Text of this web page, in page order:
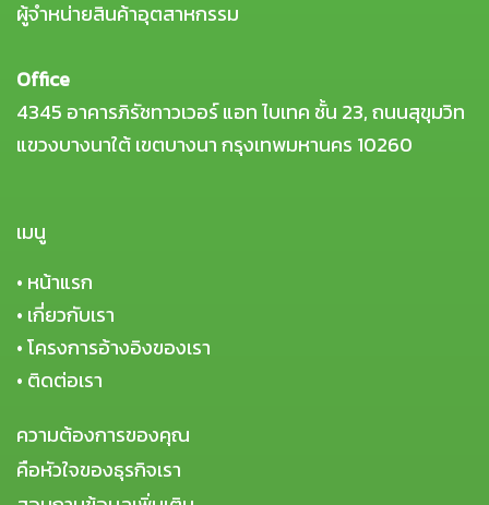
ผู้จำหน่ายสินค้าอุตสาหกรรม
Office
4345 อาคารภิรัชทาวเวอร์ แอท ไบเทค ชั้น 23, ถนนสุขุมวิท
แขวงบางนาใต้ เขตบางนา กรุงเทพมหานคร 10260
เมนู
• หน้าแรก
• เกี่ยวกับเรา
•โครงการอ้างอิงของเรา
• ติดต่อเรา
ความต้องการของคุณ
คือหัวใจของธุรกิจเรา